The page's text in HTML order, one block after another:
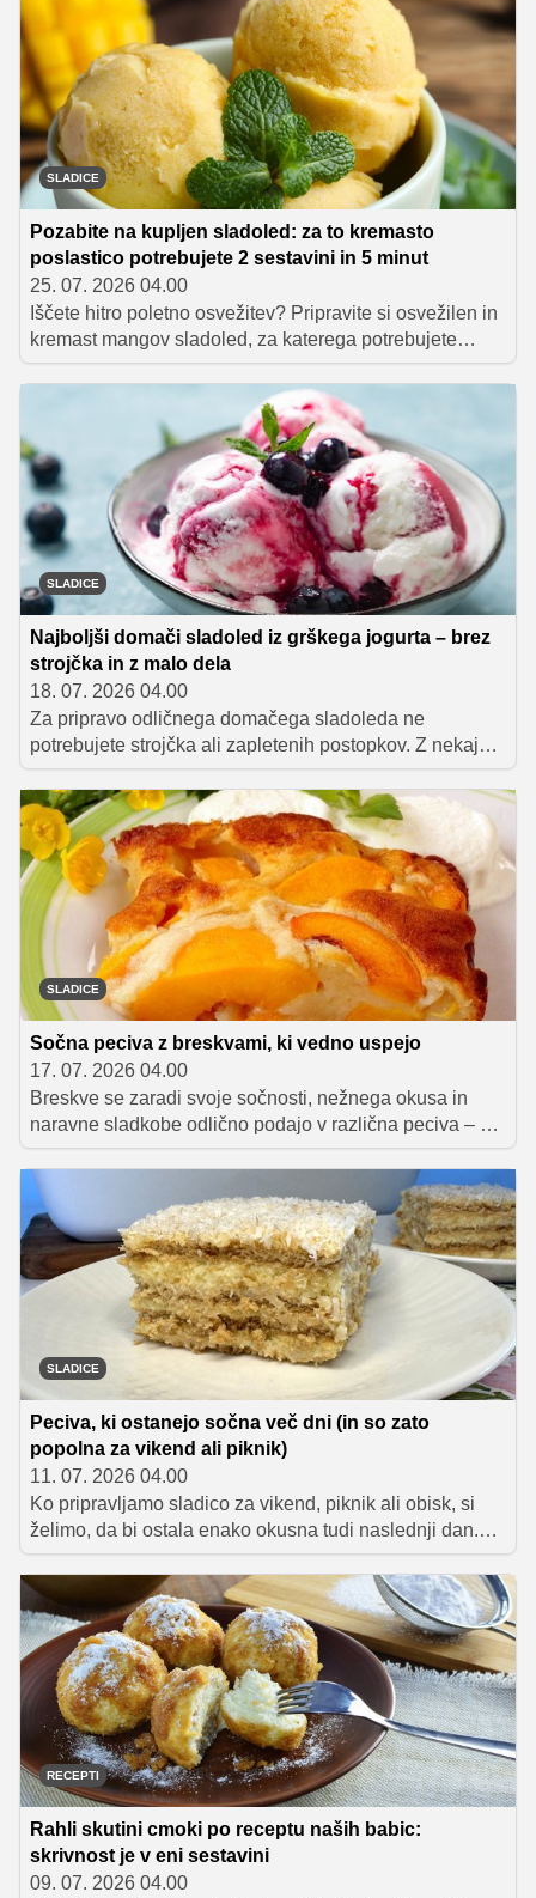
kondenzirano mleko in smetano za stepanje. Po nekaj
urah hlajenja se plasti povežejo v sočno sladico, ki je
kot nalašč za vroče poletne dni.
SLADICE
Pozabite na kupljen sladoled: za to kremasto
poslastico potrebujete 2 sestavini in 5 minut
25. 07. 2026 04.00
Iščete hitro poletno osvežitev? Pripravite si osvežilen in
kremast mangov sladoled, za katerega potrebujete
samo dve sestavini. Ne vsebuje mlečnih izdelkov in jajc,
pripravljen pa je že v petih minutah.
SLADICE
Najboljši domači sladoled iz grškega jogurta – brez
strojčka in z malo dela
18. 07. 2026 04.00
Za pripravo odličnega domačega sladoleda ne
potrebujete strojčka ali zapletenih postopkov. Z nekaj
osnovnimi sestavinami in grškim jogurtom lahko
pripravite izjemno kremasto poletno sladico, ki jo po
želji obogatite s sadnim pirejem ali koščki svežega
sadja.
SLADICE
Sočna peciva z breskvami, ki vedno uspejo
17. 07. 2026 04.00
Breskve se zaradi svoje sočnosti, nežnega okusa in
naravne sladkobe odlično podajo v različna peciva – od
preprostih jogurtovih kolačev do kremnih rezin in
priljubljenih sadnih pit. Predstavljamo vam najboljše
recepte za sladice z breskvami, ki vedno uspejo in bodo
navdušila tako ob skodelici kave kot tudi na poletnih
druženjih.
SLADICE
Peciva, ki ostanejo sočna več dni (in so zato
popolna za vikend ali piknik)
11. 07. 2026 04.00
Ko pripravljamo sladico za vikend, piknik ali obisk, si
želimo, da bi ostala enako okusna tudi naslednji dan.
Zbrali smo recepte za peciva, ki jih lahko brez skrbi
pripravite vnaprej in bodo navduševala več dni.
RECEPTI
Rahli skutini cmoki po receptu naših babic:
skrivnost je v eni sestavini
09. 07. 2026 04.00